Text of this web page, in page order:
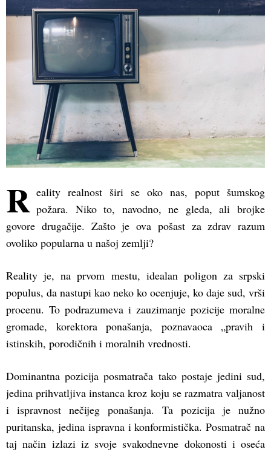
in
new
window)
in
new
window)
in
new
window)
R eality realnost širi se oko nas, poput šumskog
požara. Niko to, navodno, ne gleda, ali brojke
govore drugačije. Zašto je ova pošast za zdrav razum
ovoliko popularna u našoj zemlji?
Reality je, na prvom mestu, idealan poligon za srpski
populus, da nastupi kao neko ko ocenjuje, ko daje sud, vrši
procenu. To podrazumeva i zauzimanje pozicije moralne
gromade, korektora ponašanja, poznavaoca „pravih i
istinskih, porodičnih i moralnih vrednosti.
Dominantna pozicija posmatrača tako postaje jedini sud,
jedina prihvatljiva instanca kroz koju se razmatra valjanost
i ispravnost nečijeg ponašanja. Ta pozicija je nužno
puritanska, jedina ispravna i konformistička. Posmatrač na
taj način izlazi iz svoje svakodnevne dokonosti i oseća